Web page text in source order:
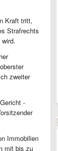
Kraft tritt,
Strafrechts
zweiter
-
Immobilien
mit bis zu